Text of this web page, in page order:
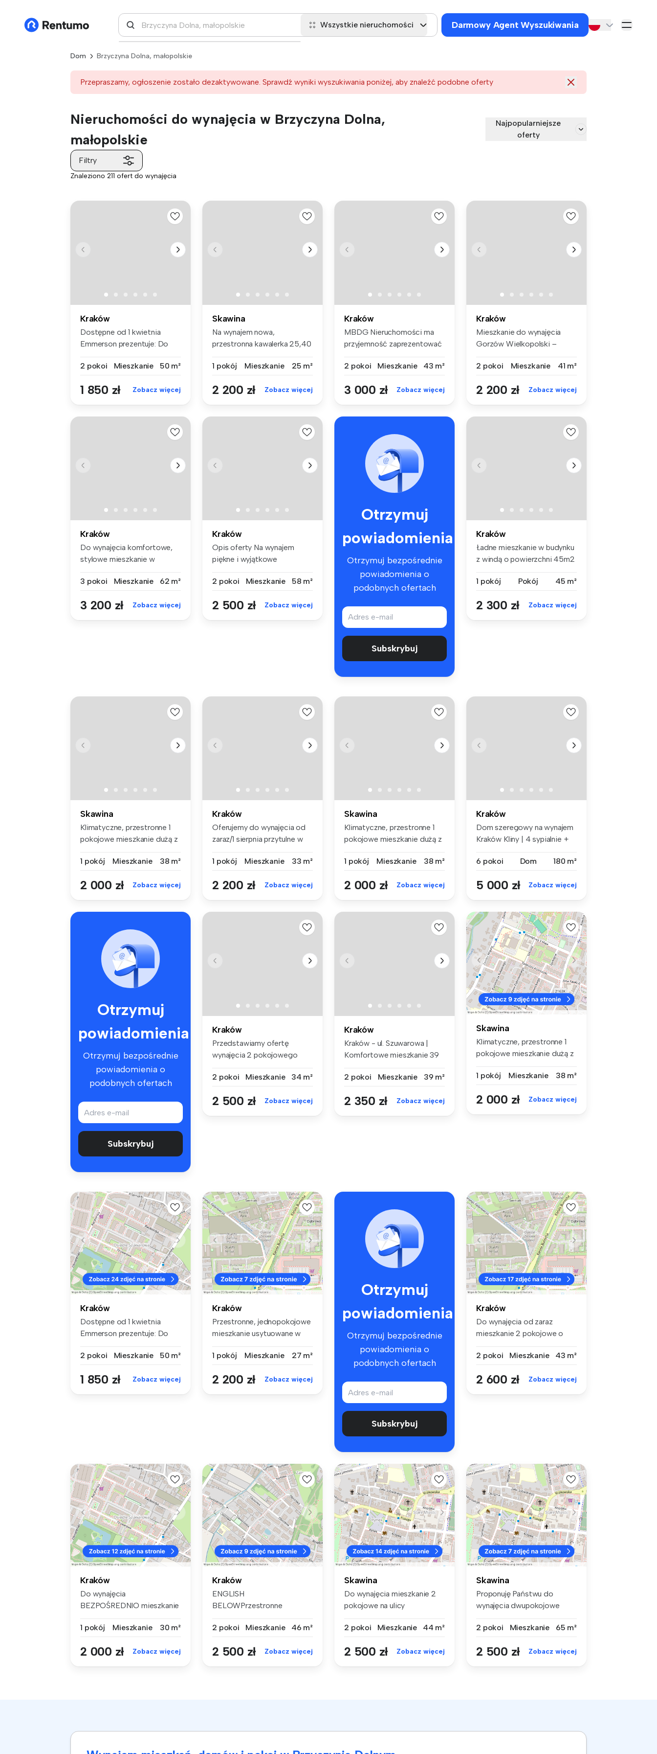
Wszystkie nieruchomości Darmowy Agent Wyszukiwania
Dom Brzyczyna Dolna, małopolskie
Przepraszamy, ogłoszenie zostało dezaktywowane. Sprawdź wyniki wyszukiwania poniżej, aby znaleźć podobne oferty
Nieruchomości do wynajęcia w Brzyczyna Dolna,
małopolskie
Najpopularniejsze
oferty
Filtry
Znaleziono 211 ofert do wynajęcia
Kraków
Dostępne od 1 kwietnia
Emmerson prezentuje: Do
2 pokoi
Mieszkanie 50 m²
1 850 zł Zobacz więcej
Skawina
Na wynajem nowa,
przestronna kawalerka 25,40
1 pokój
Mieszkanie 25 m²
2 200 zł Zobacz więcej
Kraków
MBDG Nieruchomości ma
przyjemność zaprezentować
2 pokoi
Mieszkanie 43 m²
3 000 zł Zobacz więcej
Kraków
Mieszkanie do wynajęcia
Gorzów Wielkopolski –
2 pokoi
Mieszkanie 41 m²
2 200 zł Zobacz więcej
Kraków
Do wynajęcia komfortowe,
stylowe mieszkanie w
3 pokoi
Mieszkanie 62 m²
3 200 zł Zobacz więcej
Kraków
Opis oferty Na wynajem
piękne i wyjątkowe
2 pokoi
Mieszkanie 58 m²
2 500 zł Zobacz więcej
Otrzymuj
powiadomienia
Otrzymuj bezpośrednie
powiadomienia o
podobnych ofertach
Subskrybuj
Kraków
Ładne mieszkanie w budynku
z windą o powierzchni 45m2
1 pokój
Pokój 45 m²
2 300 zł Zobacz więcej
Skawina
Klimatyczne, przestronne 1
pokojowe mieszkanie dużą z
1 pokój
Mieszkanie 38 m²
2 000 zł Zobacz więcej
Kraków
Oferujemy do wynajęcia od
zaraz/1 sierpnia przytulne w
1 pokój
Mieszkanie 33 m²
2 200 zł Zobacz więcej
Skawina
Klimatyczne, przestronne 1
pokojowe mieszkanie dużą z
1 pokój
Mieszkanie 38 m²
2 000 zł Zobacz więcej
Kraków
Dom szeregowy na wynajem
Kraków Kliny | 4 sypialnie +
6 pokoi
Dom 180 m²
5 000 zł Zobacz więcej
Otrzymuj
powiadomienia
Otrzymuj bezpośrednie
powiadomienia o
podobnych ofertach
Subskrybuj
Kraków
Przedstawiamy ofertę
wynajęcia 2 pokojowego
2 pokoi
Mieszkanie 34 m²
2 500 zł Zobacz więcej
Kraków
Kraków - ul. Szuwarowa |
Komfortowe mieszkanie 39
2 pokoi
Mieszkanie 39 m²
2 350 zł Zobacz więcej
Skawina
Klimatyczne, przestronne 1
pokojowe mieszkanie dużą z
1 pokój
Mieszkanie 38 m²
2 000 zł Zobacz więcej
Kraków
Dostępne od 1 kwietnia
Emmerson prezentuje: Do
2 pokoi
Mieszkanie 50 m²
1 850 zł Zobacz więcej
Kraków
Przestronne, jednopokojowe
mieszkanie usytuowane w
1 pokój
Mieszkanie 27 m²
2 200 zł Zobacz więcej
Otrzymuj
powiadomienia
Otrzymuj bezpośrednie
powiadomienia o
podobnych ofertach
Subskrybuj
Kraków
Do wynajęcia od zaraz
mieszkanie 2 pokojowe o
2 pokoi
Mieszkanie 43 m²
2 600 zł Zobacz więcej
Kraków
Do wynajęcia
BEZPOŚREDNIO mieszkanie
1 pokój
Mieszkanie 30 m²
2 000 zł Zobacz więcej
Kraków
ENGLISH
BELOWPrzestronne
balkonem i pi...
2 pokoi Mieszkanie 46 m²
2 500 zł Zobacz więcej
Skawina
Do wynajęcia mieszkanie 2
pokojowe na ulicy
2 pokoi
Mieszkanie 44 m²
2 500 zł Zobacz więcej
Skawina
Proponuję Państwu do
wynajęcia dwupokojowe
2 pokoi
Mieszkanie 65 m²
2 500 zł Zobacz więcej